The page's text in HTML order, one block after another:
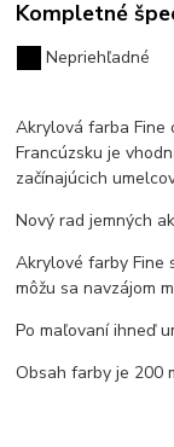
Kompletné
Nepriehľadné
Akrylová farba Fine
Francúzsku je
začínajúcich
Nový rad jemných
Akrylové farby Fine
môžu sa navzájom
Po maľovaní ihneď
Obsah farby je 200